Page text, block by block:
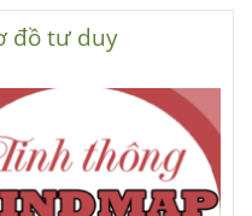
đồ tư duy